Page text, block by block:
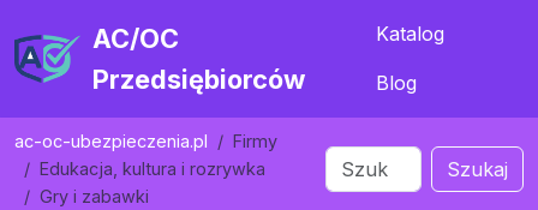
AC/OC
Przedsiębiorców
Katalog
Blog
ac-oc-ubezpieczenia.pl
Firmy
Edukacja, kultura i rozrywka
Gry i zabawki
Szukaj